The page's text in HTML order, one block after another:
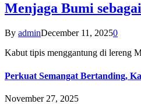
Menjaga Bumi
By adminDecember 11, 20250
Kabut tipis menggantung di lereng
Perkuat Semangat Bertanding,
November 27, 2025